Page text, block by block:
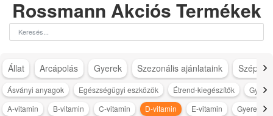
Rossmann Akciós Termékek
Állat Arcápolás Gyerek Szezonális ajánlataink
Ásványi anyagok Egészségügyi eszközök Étrend-kiegészítők
A-vitamin
B-vitamin C-vitamin D-vitamin E-vitamin Gyerek